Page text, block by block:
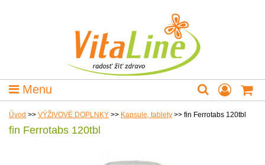
Menu
Úvod >> VÝŽIVOVÉ DOPLNKY >> Kapsule, tablety >> fin Ferrotabs 120tbl
fin Ferrotabs 120tbl